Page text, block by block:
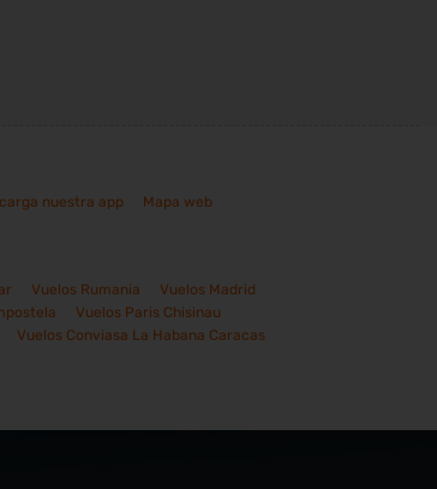
nuestra app Mapa web
Vuelos Rumania
Vuelos Madrid
Vuelos Paris Chisinau
Vuelos Conviasa La Habana Caracas